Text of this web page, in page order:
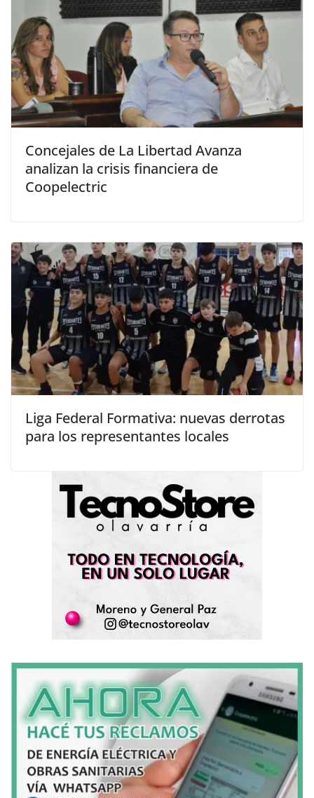
Concejales de La Libertad Avanza
analizan la crisis financiera de
Coopelectric
Liga Federal Formativa: nuevas derrotas
para los representantes locales